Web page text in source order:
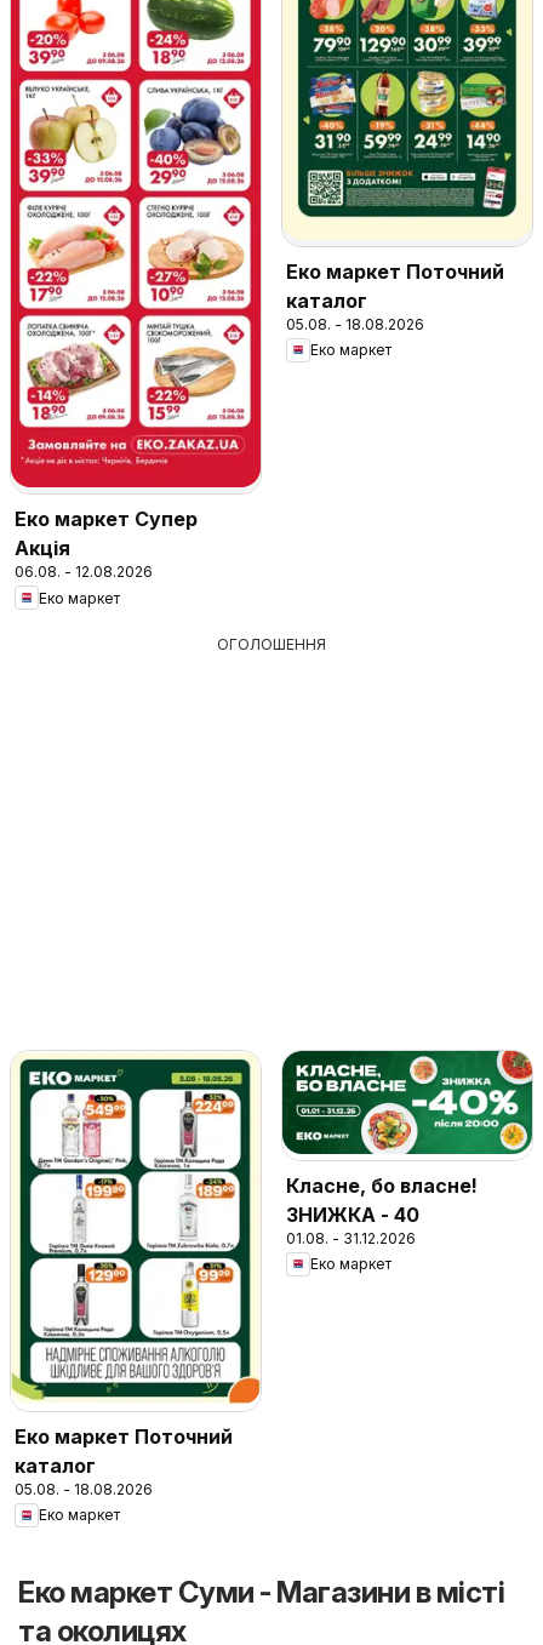
Еко маркет Супер
Акція
06.08. - 12.08.2026
Еко маркет
Еко маркет Поточний
каталог
05.08. - 18.08.2026
Еко маркет
ОГОЛОШЕННЯ
Еко маркет Поточний
каталог
05.08. - 18.08.2026
Еко маркет
Класне, бо власне!
ЗНИЖКА - 40
01.08. - 31.12.2026
Еко маркет
Еко маркет Суми - Магазини в місті
та околицях